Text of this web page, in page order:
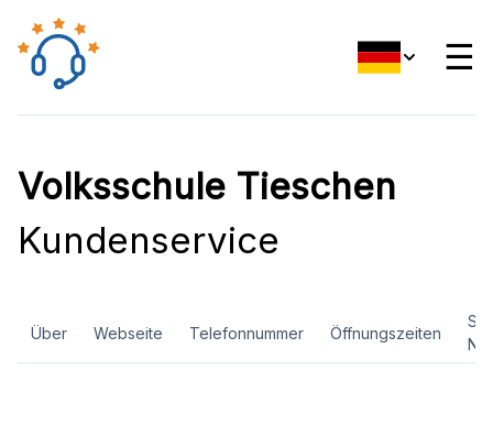
☰
Volksschule Tieschen
Kundenservice
Über Webseite Telefonnummer Öffnungszeiten